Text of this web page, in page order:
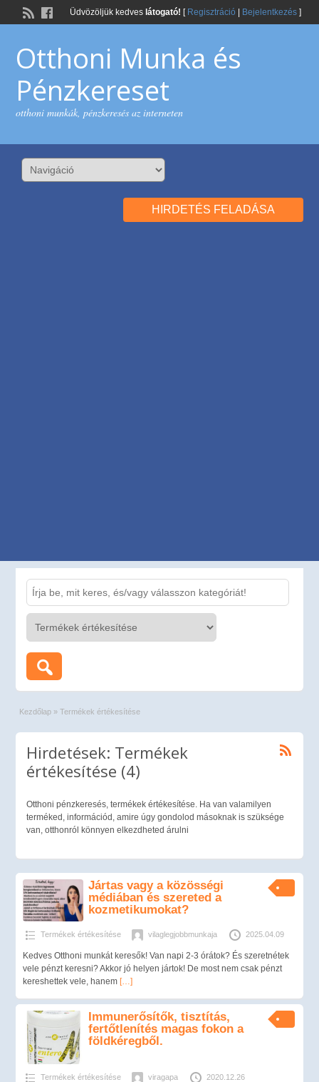
Üdvözöljük kedves látogató! [ Regisztráció Bejelentkezés]
Otthoni Munka és
Pénzkereset
otthoni munkák, pénzkeresés az interneten
HIRDETÉS FELADÁSA
Kezdőlap » Termékek értékesítése
Hirdetések: Termékek
értékesítése (4)
Otthoni pénzkeresés, termékek értékesítése. Ha van valamilyen
terméked, információd, amire úgy gondolod másoknak is szüksége
van, otthonról könnyen elkezdheted árulni
Jártas vagy a közösségi
médiában és szereted a
kozmetikumokat?
Termékek értékesítése vilaglegjobbmunkaja 2025.04.09
Kedves Otthoni munkát keresők! Van napi 2-3 órátok? És szeretnétek
vele pénzt keresni? Akkor jó helyen jártok! De most nem csak pénzt
kereshettek vele, hanem […]
Immunerősítők, tisztítás,
fertőtlenítés magas fokon a
földkéregből.
Termékek értékesítése viragapa 2020.12.26